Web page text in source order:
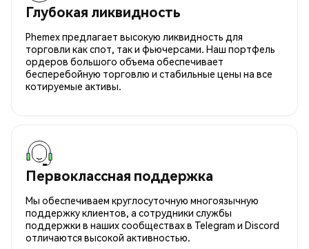
Глубокая ликвидность
Phemex предлагает высокую ликвидность для
торговли как спот, так и фьючерсами. Наш портфель
ордеров большого объема обеспечивает
бесперебойную торговлю и стабильные цены на все
котируемые активы.
Первоклассная поддержка
Мы обеспечиваем круглосуточную многоязычную
поддержку клиентов, а сотрудники службы
поддержки в наших сообществах в Telegram и Discord
отличаются высокой активностью.